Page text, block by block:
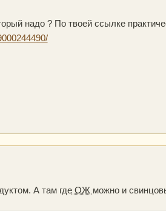
надо ? По твоей ссылке
А там гдеОЖ можно и